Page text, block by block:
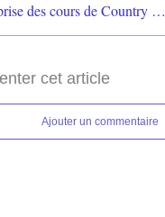
Reprise des cours de Country le mercredi 13 septembre 2023
cet article
Ajouter un commentaire